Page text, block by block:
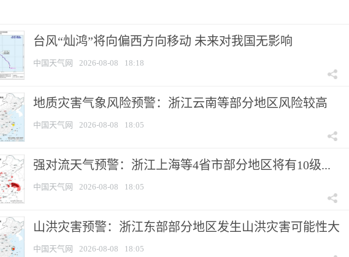
台风“灿鸿”将向偏西方向移动 未来对我国无影响
中国天气网 2026-08-08 18:18
地质灾害气象风险预警：浙江云南等部分地区风险较高
中国天气网 2026-08-08 18:05
强对流天气预警：浙江上海等4省市部分地区将有10级...
中国天气网 2026-08-08 18:05
山洪灾害预警：浙江东部部分地区发生山洪灾害可能性大
中国天气网 2026-08-08 18:05